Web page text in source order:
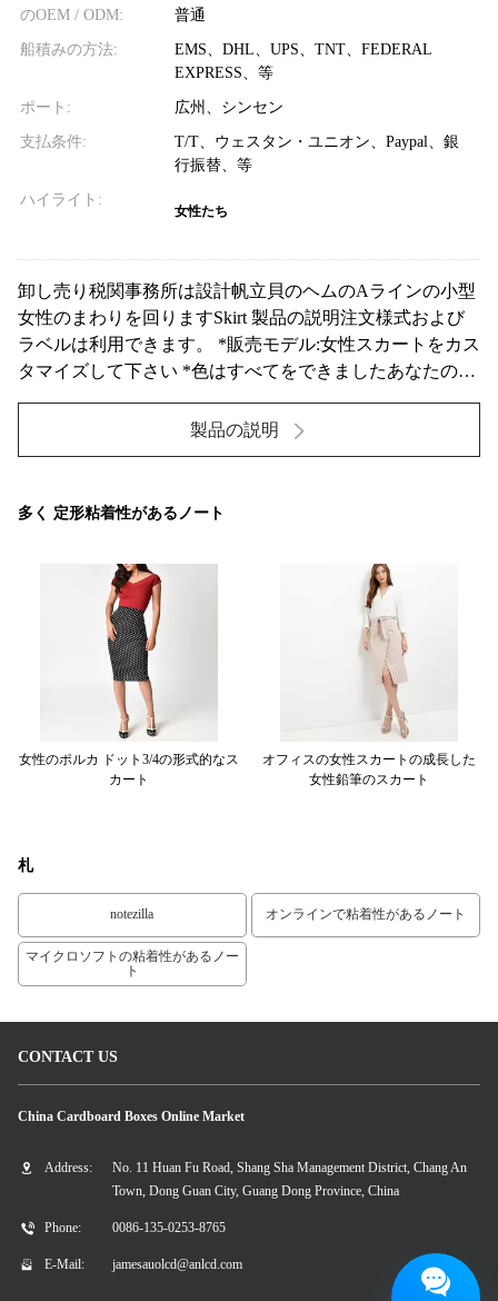
のOEM / ODM: 普通
船積みの方法:
EMS、DHL、UPS、TNT、FEDERAL
EXPRESS、等
ポート: 広州、シンセン
支払条件:
T/T、ウェスタン・ユニオン、Paypal、銀
行振替、等
ハイライト:
女性たち
卸し売り税関事務所は設計帆立貝のヘムのAラインの小型
女性のまわりを回りますSkirt 製品の説明注文様式および
ラベルは利用できます。 *販売モデル:女性スカートをカス
タマイズして下さい *色はすべてをできましたあなたのた
ズ:XSSMLXLXXLXXXL イギリス681012141618 米国
製品の説明
多く 定形粘着性があるノート
女性のポルカ ドット3/4の形式的なス
カート
オフィスの女性スカートの成長した
女性鉛筆のスカート
札
notezilla オンラインで粘着性があるノート
マイクロソフトの粘着性があるノー
ト
CONTACT US
China Cardboard Boxes Online Market
Address:
No. 11 Huan Fu Road, Shang Sha Management District, Chang An
Town, Dong Guan City, Guang Dong Province, China
Phone: 0086-135-0253-8765
E-Mail: jamesauolcd@anlcd.com